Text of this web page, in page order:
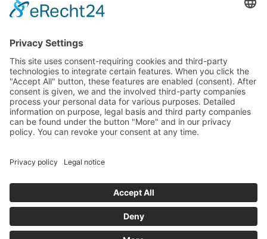
Saského Zemského sněmu.
This site uses consent-requiring cookies and third-party
technologies to integrate certain features. When you click the
"Accept All" button, these features are enabled (consent).
After consent is given, we and the involved third-party
companies process your personal data for various purposes.
companies can be found under the button "More" and in our
DENY ACCEPT MORE